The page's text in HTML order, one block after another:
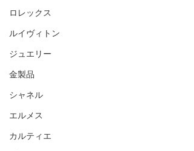
ロレックス
ルイヴィトン
ジュエリー
金製品
シャネル
エルメス
カルティエ